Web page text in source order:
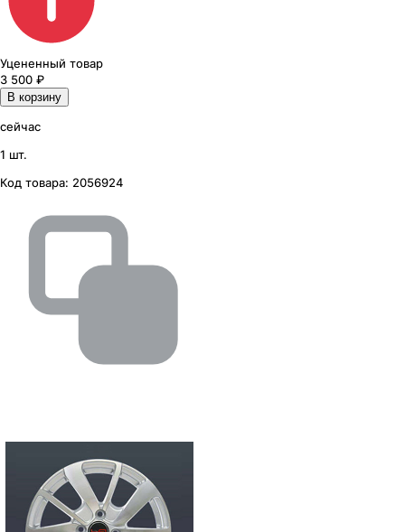
Уцененный товар
3 500 ₽
В корзину
сейчас
1 шт.
Код товара: 2056924